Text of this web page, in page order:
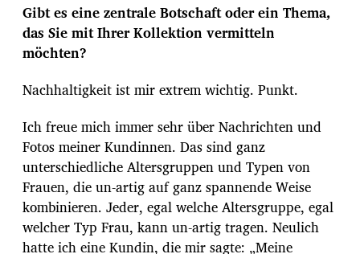
Gibt es eine zentrale Botschaft oder ein Thema,
das Sie mit Ihrer Kollektion vermitteln
möchten?
Nachhaltigkeit ist mir extrem wichtig. Punkt.
Ich freue mich immer sehr über Nachrichten und
Fotos meiner Kundinnen. Das sind ganz
unterschiedliche Altersgruppen und Typen von
Frauen, die un-artig auf ganz spannende Weise
kombinieren. Jeder, egal welche Altersgruppe, egal
welcher Typ Frau, kann un-artig tragen. Neulich
hatte ich eine Kundin, die mir sagte: „Meine